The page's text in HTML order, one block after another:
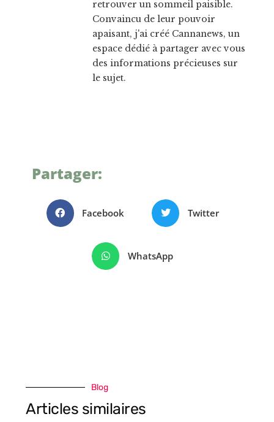
retrouver un sommeil paisible.
Convaincu de leur pouvoir
apaisant, j'ai créé Cannanews, un
espace dédié à partager avec vous
des informations précieuses sur
le sujet.
Partager:
Facebook Twitter
WhatsApp
Blog
Articles similaires